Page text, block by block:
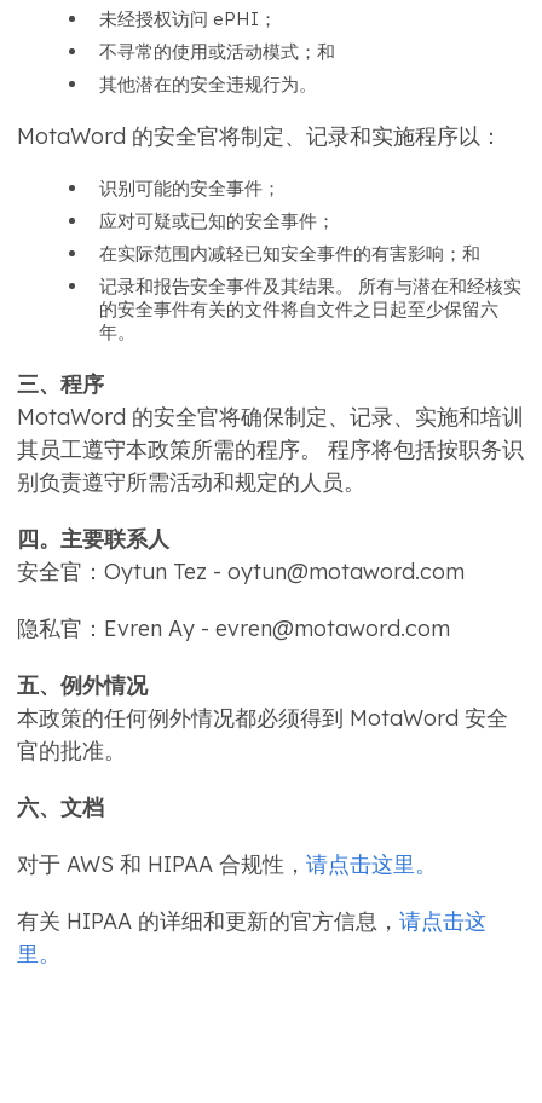
未经授权访问 ePHI；
不寻常的使用或活动模式；和
其他潜在的安全违规行为。
MotaWord 的安全官将制定、记录和实施程序以：
识别可能的安全事件；
应对可疑或已知的安全事件；
在实际范围内减轻已知安全事件的有害影响；和
记录和报告安全事件及其结果。 所有与潜在和经核实
的安全事件有关的文件将自文件之日起至少保留六
年。
三、程序
MotaWord 的安全官将确保制定、记录、实施和培训
其员工遵守本政策所需的程序。 程序将包括按职务识
别负责遵守所需活动和规定的人员。
四。主要联系人
安全官：Oytun Tez - oytun@motaword.com
隐私官：Evren Ay - evren@motaword.com
五、例外情况
本政策的任何例外情况都必须得到 MotaWord 安全
官的批准。
六、文档
对于 AWS 和 HIPAA 合规性， 请点击这里。
有关 HIPAA 的详细和更新的官方信息， 请点击这
里。